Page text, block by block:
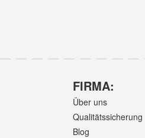
FIRMA:
Über uns
Qualitätssicherung
Blog